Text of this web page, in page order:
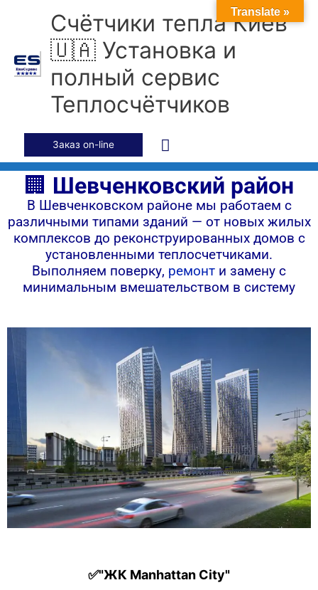
содержимому
Счётчики тепла Киев
🇺🇦 Установка и
полный сервис
Теплосчётчиков
Главное
меню
Заказ on-line
🏢 Шевченковский район
В Шевченковском районе мы работаем с
различными типами зданий — от новых жилых
комплексов до реконструированных домов с
установленными теплосчетчиками.
Выполняем поверку, ремонт и замену с
минимальным вмешательством в систему
✅"ЖК Manhattan City"
Translate »